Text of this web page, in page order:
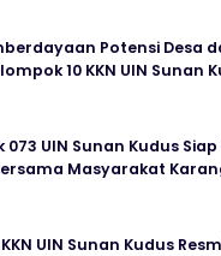
Potensi Desa
10 KKN UIN Sunan
073 UIN Sunan Kudus
Masyarakat
UIN Sunan Kudus